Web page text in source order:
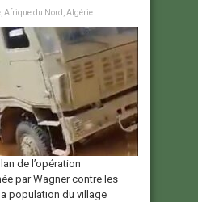
Afrique du Nord Algérie
de l’opération
par Wagner contre les
population du village